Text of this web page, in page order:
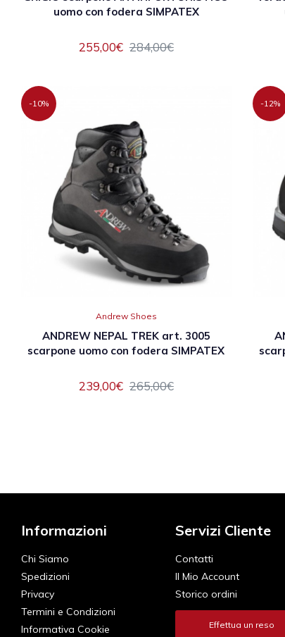
uomo con fodera SIMPATEX
255,00€ 284,00€
-10%
Andrew Shoes
ANDREW NEPAL TREK art. 3005
scarpone uomo con fodera SIMPATEX
239,00€ 265,00€
-12%
Informazioni
Chi Siamo
Spedizioni
Privacy
Termini e Condizioni
Informativa Cookie
Servizi Cliente
Contatti
Il Mio Account
Storico ordini
Effettua un reso